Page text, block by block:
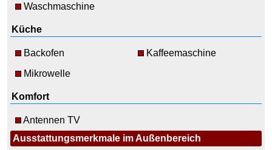
Waschmaschine
Küche
Backofen
Kaffeemaschine
Mikrowelle
Komfort
Antennen TV
Ausstattungsmerkmale im Außenbereich